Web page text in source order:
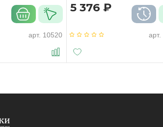
арт. 10520
5 376 ₽
арт.